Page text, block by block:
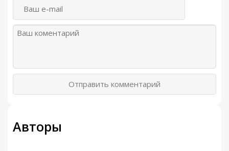
Отправить комментарий
Авторы